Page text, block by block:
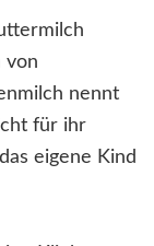
von
nennt
für ihr
eigene Kind